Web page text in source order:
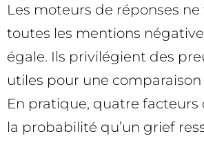
Les moteurs de réponses
toutes les mentions
égale. Ils privilégient des
utiles pour une comparaison
En pratique, quatre
la probabilité qu’un grief